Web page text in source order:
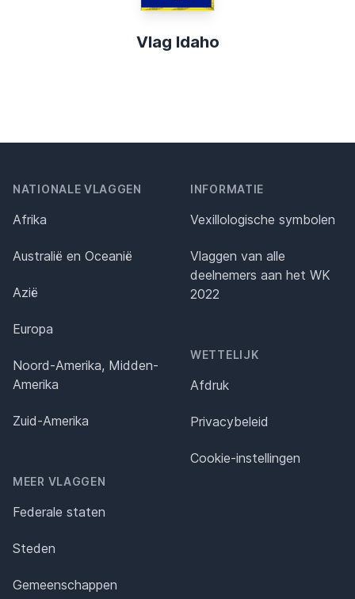
Vlag Idaho
NATIONALE VLAGGEN
Afrika
Australië en Oceanië
Azië
Europa
Noord-Amerika, Midden-
Amerika
Zuid-Amerika
MEER VLAGGEN
Federale staten
Steden
Gemeenschappen
INFORMATIE
Vexillologische symbolen
Vlaggen van alle
deelnemers aan het WK
2022
WETTELIJK
Afdruk
Privacybeleid
Cookie-instellingen